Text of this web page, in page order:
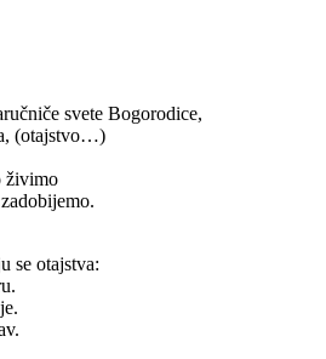
svete Bogorodice,
(otajstvo…)
živimo
se otajstva: